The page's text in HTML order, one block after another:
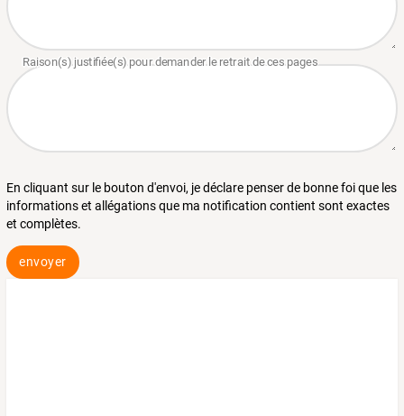
En cliquant sur le bouton d'envoi, je déclare penser de bonne foi que les
informations et allégations que ma notification contient sont exactes
et complètes.
envoyer